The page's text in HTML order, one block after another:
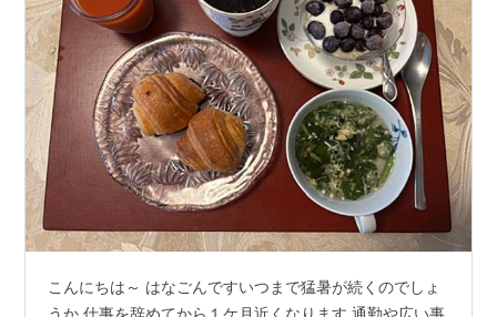
こんにちは～ はなごんですいつまで猛暑が続くのでしょ
うか 仕事を辞めてから１ケ月近くなります 通勤や広い事